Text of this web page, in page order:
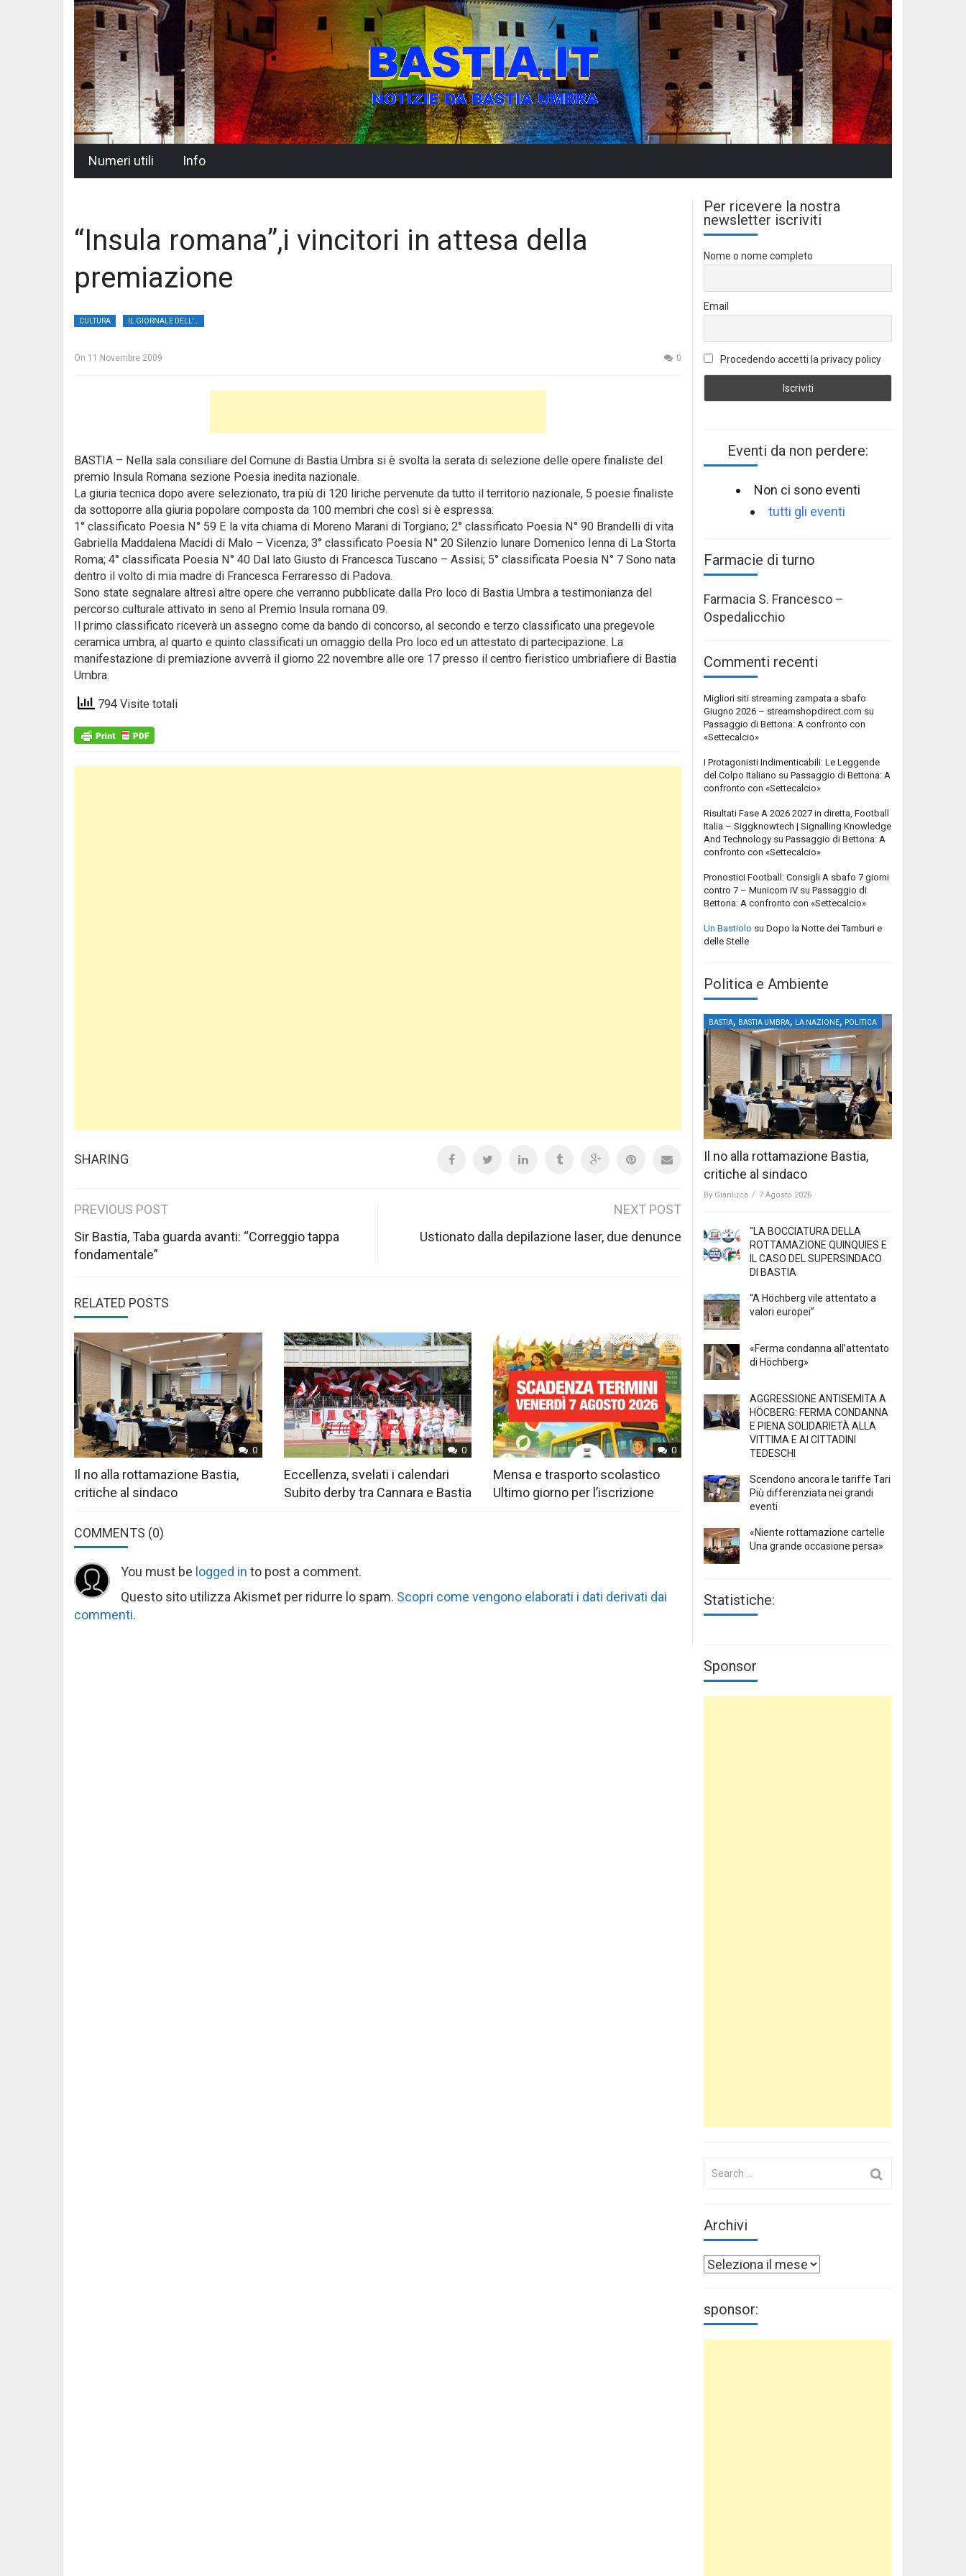
Numeri utili Info
“Insula romana”,i vincitori in attesa della
premiazione
CULTURA
On 11 Novembre 2009 0
BASTIA – Nella sala consiliare del Comune di Bastia Umbra si è svolta la serata di selezione delle opere finaliste del
premio Insula Romana sezione Poesia inedita nazionale.
La giuria tecnica dopo avere selezionato, tra più di 120 liriche pervenute da tutto il territorio nazionale, 5 poesie finaliste
da sottoporre alla giuria popolare composta da 100 membri che così si è espressa:
1° classificato Poesia N° 59 E la vita chiama di Moreno Marani di Torgiano; 2° classificato Poesia N° 90 Brandelli di vita
Gabriella Maddalena Macidi di Malo – Vicenza; 3° classificato Poesia N° 20 Silenzio lunare Domenico Ienna di La Storta
Roma; 4° classificata Poesia N° 40 Dal lato Giusto di Francesca Tuscano – Assisi; 5° classificata Poesia N° 7 Sono nata
dentro il volto di mia madre di Francesca Ferraresso di Padova.
Sono state segnalare altresì altre opere che verranno pubblicate dalla Pro loco di Bastia Umbra a testimonianza del
percorso culturale attivato in seno al Premio Insula romana 09.
Il primo classificato riceverà un assegno come da bando di concorso, al secondo e terzo classificato una pregevole
ceramica umbra, al quarto e quinto classificati un omaggio della Pro loco ed un attestato di partecipazione. La
manifestazione di premiazione avverrà il giorno 22 novembre alle ore 17 presso il centro fieristico umbriafiere di Bastia
Umbra.
794 Visite totali
SHARING
Post
navigation
PREVIOUS POST
Sir Bastia, Taba guarda avanti: “Correggio tappa
fondamentale”
NEXT POST
Ustionato dalla depilazione laser, due denunce
RELATED POSTS
0
Il no alla rottamazione Bastia,
critiche al sindaco
0
Eccellenza, svelati i calendari
Subito derby tra Cannara e Bastia
0
Mensa e trasporto scolastico
Ultimo giorno per l’iscrizione
COMMENTS (0)
You must be logged in to post a comment.
Questo sito utilizza Akismet per ridurre lo spam. Scopri come vengono elaborati i dati derivati dai
commenti.
Per ricevere la nostra
newsletter iscriviti
Nome o nome completo
Email
Procedendo accetti la privacy policy
Eventi da non perdere:
Non ci sono eventi
tutti gli eventi
Farmacie di turno
Farmacia S. Francesco –
Ospedalicchio
Commenti recenti
Migliori siti streaming zampata a sbafo
Giugno 2026 – streamshopdirect.com su
Passaggio di Bettona: A confronto con
«Settecalcio»
I Protagonisti Indimenticabili: Le Leggende
del Colpo Italiano su Passaggio di Bettona: A
confronto con «Settecalcio»
Risultati Fase A 2026 2027 in diretta, Football
Italia – Siggknowtech | Signalling Knowledge
And Technology su Passaggio di Bettona: A
confronto con «Settecalcio»
Pronostici Football: Consigli A sbafo 7 giorni
contro 7 – Municorn IV su Passaggio di
Bettona: A confronto con «Settecalcio»
Un Bastiolo su Dopo la Notte dei Tamburi e
delle Stelle
Politica e Ambiente
BASTIA, BASTIA UMBRA, LA NAZIONE, POLITICA
Il no alla rottamazione Bastia,
critiche al sindaco
By Gianluca / 7 Agosto 2026
“LA BOCCIATURA DELLA
ROTTAMAZIONE QUINQUIES E
IL CASO DEL SUPERSINDACO
DI BASTIA
“A Höchberg vile attentato a
valori europei”
«Ferma condanna all’attentato
di Höchberg»
AGGRESSIONE ANTISEMITA A
HÖCBERG: FERMA CONDANNA
E PIENA SOLIDARIETÀ ALLA
VITTIMA E AI CITTADINI
TEDESCHI
Scendono ancora le tariffe Tari
Più differenziata nei grandi
eventi
«Niente rottamazione cartelle
Una grande occasione persa»
Statistiche:
Sponsor
Archivi
Archivi
sponsor: